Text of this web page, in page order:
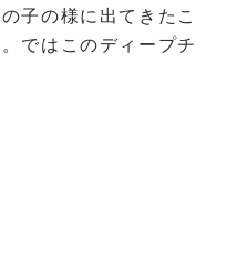
子の様に出てきたこ
ではこのディープチ